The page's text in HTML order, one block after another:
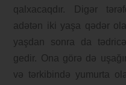
qalxacaqdır. Digər
adətən iki yaşa qədər
yaşdan sonra da
gedir. Ona görə də
və tərkibində yumurta